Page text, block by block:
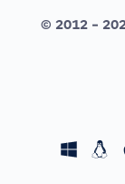
CONCURSOS POR
Concursos Fiscais
© 2012 -